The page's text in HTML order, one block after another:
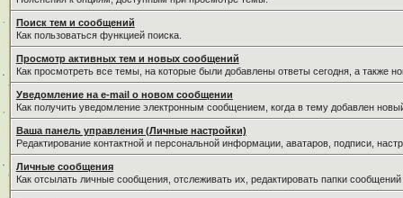
Поиск тем и сообщений
Как пользоваться функцией поиска.
Просмотр активных тем и новых сообщений
Как просмотреть все темы, на которые были добавлены ответы сегодня, а также
Уведомление на е-mail о новом сообщении
Как получить уведомление электронным сообщением, когда в тему добавлен
Ваша панель управления (Личные настройки)
Редактирование контактной и персональной информации, аватаров, подписи,
Личные сообщения
Как отсылать личные сообщения, отслеживать их, редактировать папки